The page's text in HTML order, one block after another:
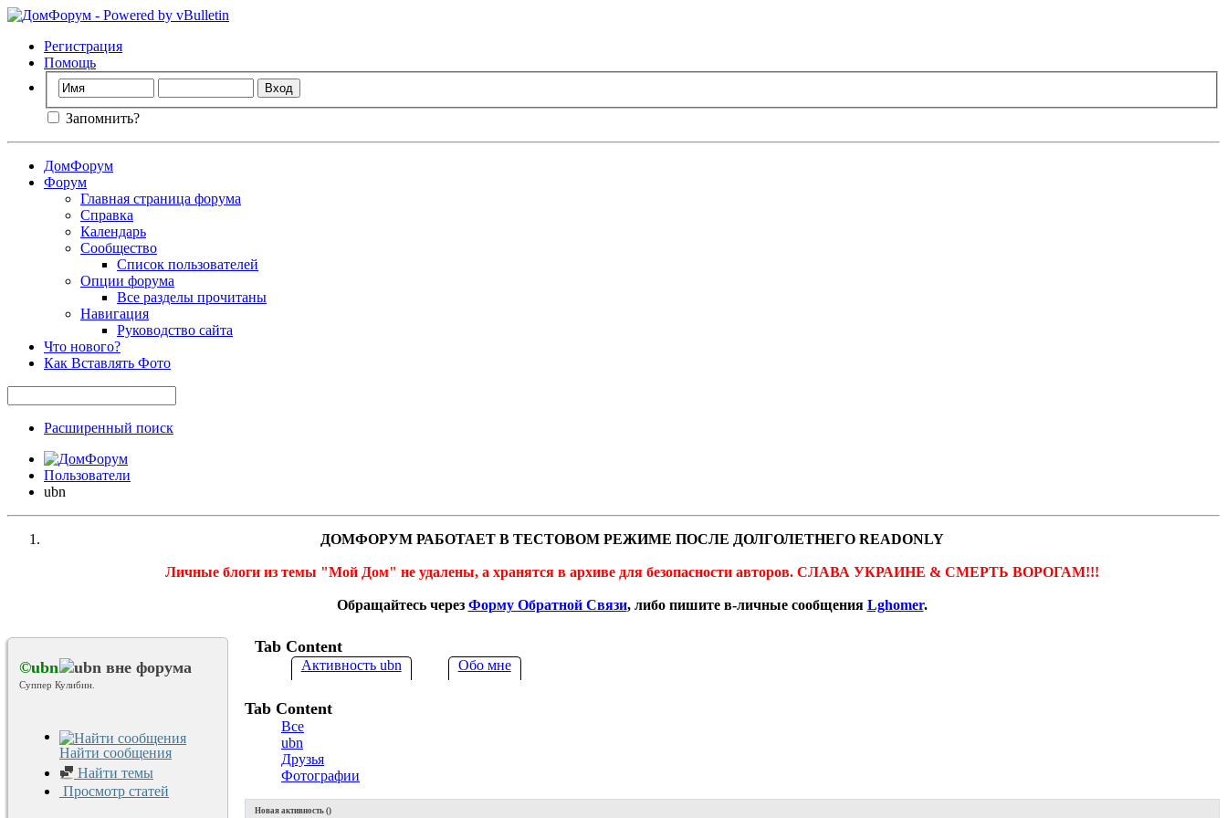
Регистрация
Помощь
Запомнить?
ДомФорум
Форум
Главная страница форума
Справка
Календарь
Сообщество
Список пользователей
Опции форума
Все разделы прочитаны
Навигация
Руководство сайта
Что нового?
Как Вставлять Фото
Расширенный поиск
Пользователи
ubn
ДОМФОРУМ РАБОТАЕТ В ТЕСТОВОМ РЕЖИМЕ ПОСЛЕ ДОЛГОЛЕТНЕГО READONLY
Личные блоги из темы "Мой Дом" не удалены, а хранятся в архиве для безопасности авторов. СЛАВА УКРАИНЕ & СМЕРТЬ ВОРОГАМ!!!
Обращайтесь через Форму Обратной Связи, либо пишите в-личные сообщения Lghomer.
©ubn
Суппер Кулибин.
Найти сообщения
Найти темы
Просмотр статей
Tab Content
Активность ubn Обо мне
Tab Content
Все
ubn
Друзья
Фотографии
Новая активность ()